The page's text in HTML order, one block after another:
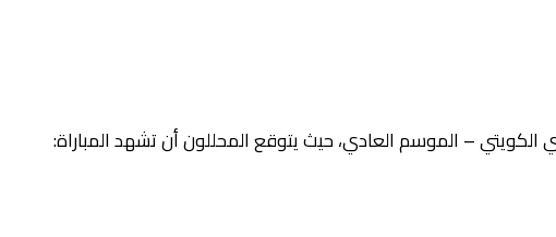
– الموسم العادي، حيث يتوقع المحللون أن تشهد المباراة: